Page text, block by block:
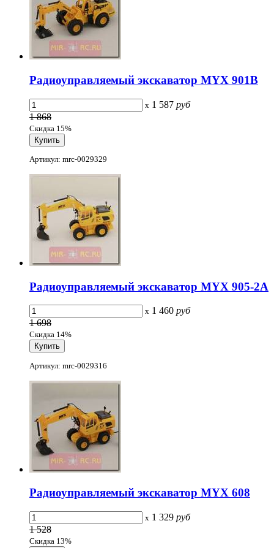
Радиоуправляемый экскаватор MYX 901B
x 1 587 руб
1 868
Скидка 15%
Артикул: mrc-0029329
Радиоуправляемый экскаватор MYX 905-2A
x 1 460 руб
1 698
Скидка 14%
Артикул: mrc-0029316
Радиоуправляемый экскаватор MYX 608
x 1 329 руб
1 528
Скидка 13%